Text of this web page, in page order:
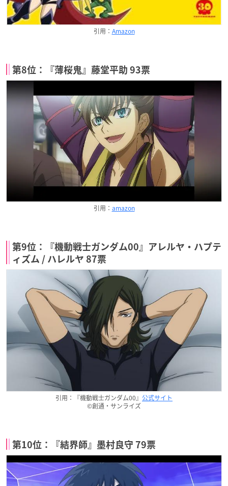
引用： Amazon
第8位：『薄桜鬼』藤堂平助 93票
引用： amazon
第9位：『機動戦士ガンダム00』アレルヤ・ハプテ
ィズム / ハレルヤ 87票
引用：『機動戦士ガンダム00』 公式サイト
©創通・サンライズ
第10位：『結界師』墨村良守 79票